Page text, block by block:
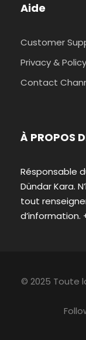
Aide
Customer
Privacy & Policy
Contact
À PROPOS
Résponsable
Dündar Kara.
tout
d’information.
© 2025 Toute